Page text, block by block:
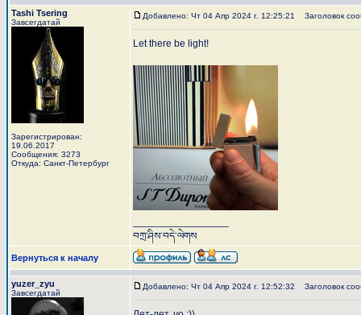
Tashi Tsering
Завсегдатай
Зарегистрирован:
19.06.2017
Сообщения: 3273
Откуда: Санкт-Петербург
Добавлено: Чт 04 Апр 2024 г. 12:25:21 Заголовок
Let there be light!
བཀྲ་ཤིས་བདེ་ལེགས
Вернуться к началу
yuzer_zyu
Завсегдатай
Добавлено: Чт 04 Апр 2024 г. 12:52:32 Заголовок